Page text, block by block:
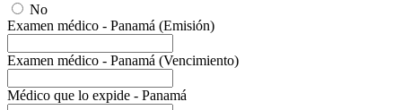
No
Examen médico - Panamá (Emisión)
Examen médico - Panamá (Vencimiento)
Médico que lo expide - Panamá